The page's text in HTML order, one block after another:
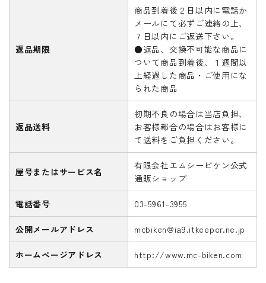
返品期限
商品到着後２日以内に電話か
メールにて必ずご連絡の上、
７日以内にご返送下さい。
●返品、交換不可能な商品に
ついて商品到着後、１週間以
上経過した商品・ご使用にな
られた商品
返品送料
初期不良の場合は当店負担、
お客様都合の場合はお客様に
て送料をご負担ください。
屋号またはサービス名
有限会社エムシービケン公式
通販ショップ
電話番号 03-5961-3955
公開メールアドレス mcbiken@ia9.itkeeper.ne.jp
ホームページアドレス http://www.mc-biken.com